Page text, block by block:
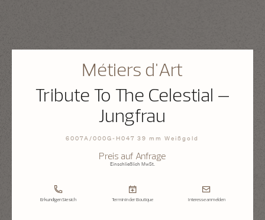
Métiers d'Art
Tribute To The Celestial –
Jungfrau
6007A/000G-H047 39 mm Weißgold
Preis auf Anfrage
Einschließlich MwSt.
Erkundigen Sie sich Termin in der Boutique Interesse anmelden